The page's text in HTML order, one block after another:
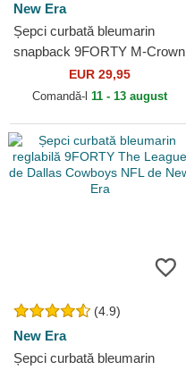
New Era
Șepci curbată bleumarin
snapback 9FORTY M-Crown
Team de Seattle Seahawks
NFL de New Era
EUR 29,95
Comandă-l 11 - 13 august
(4.9)
New Era
Șepci curbată bleumarin